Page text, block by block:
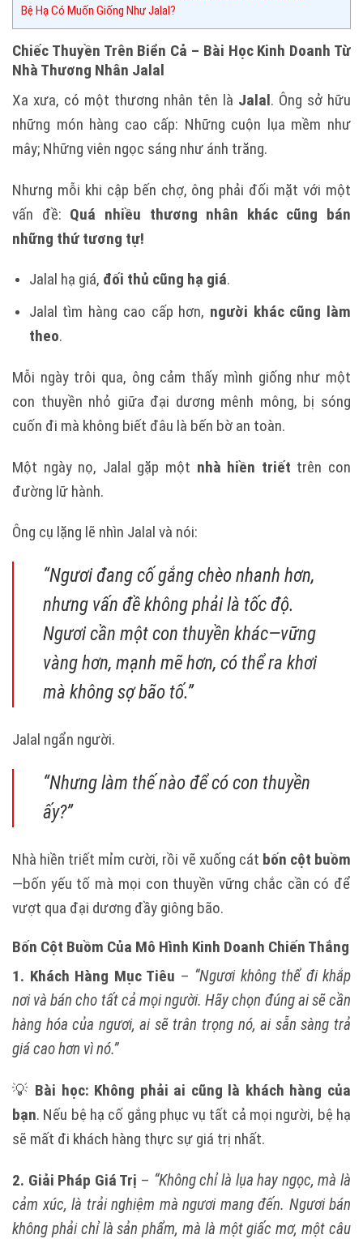
Bệ Hạ Có Muốn Giống Như Jalal?
Chiếc Thuyền Trên Biển Cả – Bài Học Kinh Doanh Từ
Nhà Thương Nhân Jalal
Xa xưa, có một thương nhân tên là Jalal. Ông sở hữu
những món hàng cao cấp: Những cuộn lụa mềm như
mây; Những viên ngọc sáng như ánh trăng.
Nhưng mỗi khi cập bến chợ, ông phải đối mặt với một
vấn đề: Quá nhiều thương nhân khác cũng bán
những thứ tương tự!
Jalal hạ giá, đối thủ cũng hạ giá.
Jalal tìm hàng cao cấp hơn, người khác cũng làm
theo.
Mỗi ngày trôi qua, ông cảm thấy mình giống như một
con thuyền nhỏ giữa đại dương mênh mông, bị sóng
cuốn đi mà không biết đâu là bến bờ an toàn.
Một ngày nọ, Jalal gặp một nhà hiền triết trên con
đường lữ hành.
Ông cụ lặng lẽ nhìn Jalal và nói:
“Ngươi đang cố gắng chèo nhanh hơn,
nhưng vấn đề không phải là tốc độ.
Ngươi cần một con thuyền khác—vững
vàng hơn, mạnh mẽ hơn, có thể ra khơi
mà không sợ bão tố.”
Jalal ngẩn người.
“Nhưng làm thế nào để có con thuyền
ấy?”
Nhà hiền triết mỉm cười, rồi vẽ xuống cát bốn cột buồm
—bốn yếu tố mà mọi con thuyền vững chắc cần có để
vượt qua đại dương đầy giông bão.
Bốn Cột Buồm Của Mô Hình Kinh Doanh Chiến Thắng
1. Khách Hàng Mục Tiêu – “Ngươi không thể đi khắp
nơi và bán cho tất cả mọi người. Hãy chọn đúng ai sẽ cần
hàng hóa của ngươi, ai sẽ trân trọng nó, ai sẵn sàng trả
giá cao hơn vì nó.”
💡 Bài học: Không phải ai cũng là khách hàng của
bạn. Nếu bệ hạ cố gắng phục vụ tất cả mọi người, bệ hạ
sẽ mất đi khách hàng thực sự giá trị nhất.
2. Giải Pháp Giá Trị – “Không chỉ là lụa hay ngọc, mà là
cảm xúc, là trải nghiệm mà ngươi mang đến. Ngươi bán
không phải chỉ là sản phẩm, mà là một giấc mơ, một câu